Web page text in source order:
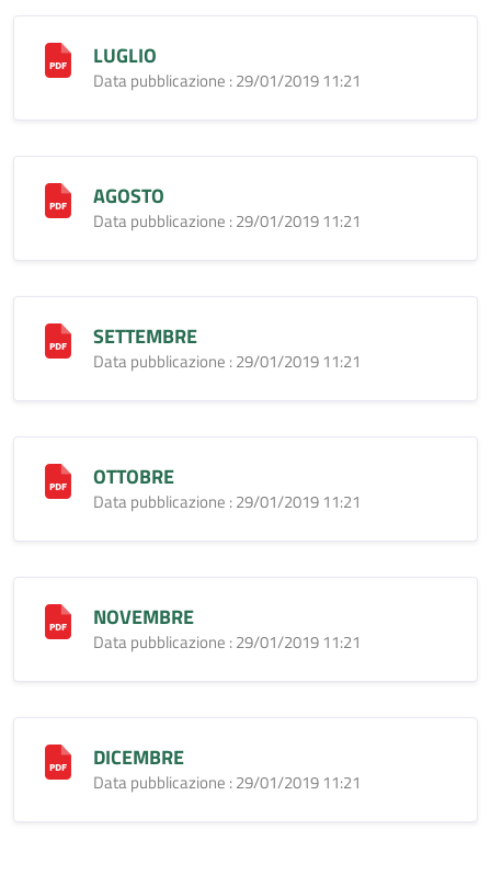
LUGLIO
Data pubblicazione : 29/01/2019 11:21
AGOSTO
Data pubblicazione : 29/01/2019 11:21
SETTEMBRE
Data pubblicazione : 29/01/2019 11:21
OTTOBRE
Data pubblicazione : 29/01/2019 11:21
NOVEMBRE
Data pubblicazione : 29/01/2019 11:21
DICEMBRE
Data pubblicazione : 29/01/2019 11:21